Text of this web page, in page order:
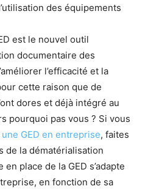
des équipements
est le nouvel outil
documentaire des
l’efficacité et la
cette raison que de
dores et déjà intégré au
pourquoi pas vous ? Si vous
GED en entreprise, faites
de la dématérialisation
place de la GED s’adapte
en fonction de sa